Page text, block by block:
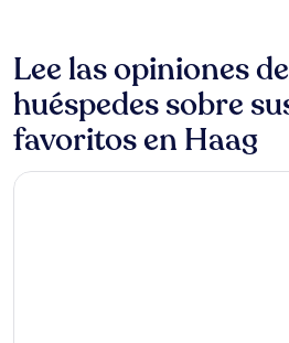
términos
adicionales.
Lee las opiniones
huéspedes sobre
favoritos en Haag
ibis Styles Linz